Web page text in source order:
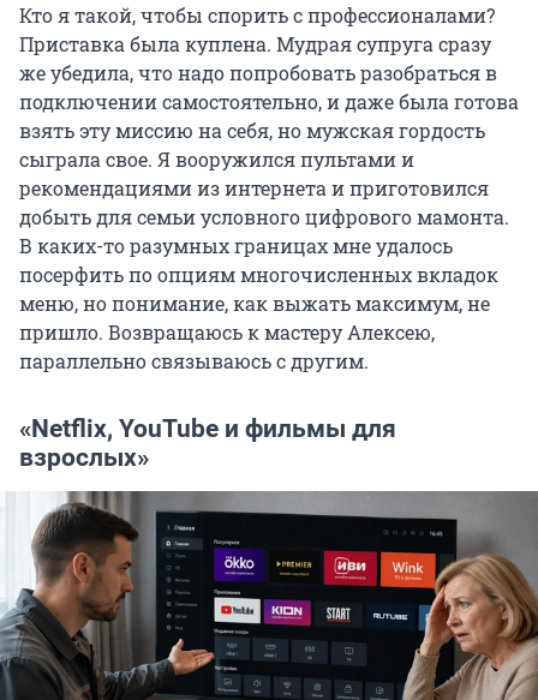
Кто я такой, чтобы спорить с профессионалами?
Приставка была куплена. Мудрая супруга сразу
же убедила, что надо попробовать разобраться в
подключении самостоятельно, и даже была готова
взять эту миссию на себя, но мужская гордость
сыграла свое. Я вооружился пультами и
рекомендациями из интернета и приготовился
добыть для семьи условного цифрового мамонта.
В каких-то разумных границах мне удалось
посерфить по опциям многочисленных вкладок
меню, но понимание, как выжать максимум, не
пришло. Возвращаюсь к мастеру Алексею,
параллельно связываюсь с другим.
«Netflix, YouTube и фильмы для
взрослых»